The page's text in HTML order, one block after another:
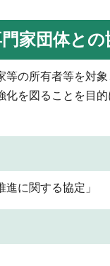
家団体との
の所有者等を対
化を図ることを目
進に関する協定」